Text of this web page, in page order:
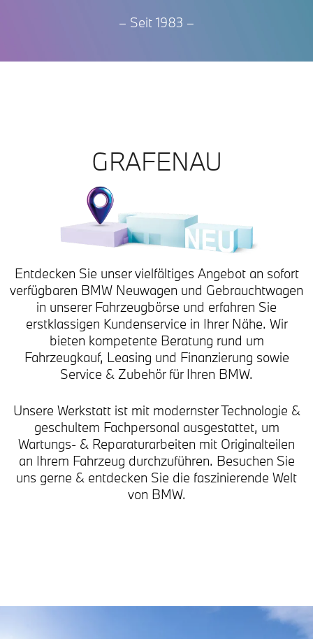
– Seit 1983 –
GRAFENAU
Entdecken Sie unser vielfältiges Angebot an sofort
verfügbaren BMW Neuwagen und Gebrauchtwagen
in unserer Fahrzeugbörse und erfahren Sie
erstklassigen Kundenservice in Ihrer Nähe. Wir
bieten kompetente Beratung rund um
Fahrzeugkauf, Leasing und Finanzierung sowie
Service & Zubehör für Ihren BMW.
Unsere Werkstatt ist mit modernster Technologie &
geschultem Fachpersonal ausgestattet, um
Wartungs- & Reparaturarbeiten mit Originalteilen
an Ihrem Fahrzeug durchzuführen. Besuchen Sie
uns gerne & entdecken Sie die faszinierende Welt
von BMW.